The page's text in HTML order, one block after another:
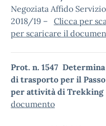
Negoziata Affido
2018/19 – Clicca per
per scaricare il
Prot. n. 1547
di trasporto per il
per attività di Trekking
documento